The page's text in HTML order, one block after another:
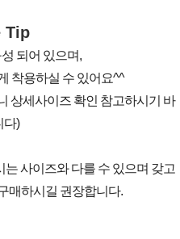
Tip
되어 있으며,
착용하실 수 있어요^^
상세사이즈 확인 참고하시기 바
다)
사이즈와 다를 수 있으며 갖고
매하시길 권장합니다.